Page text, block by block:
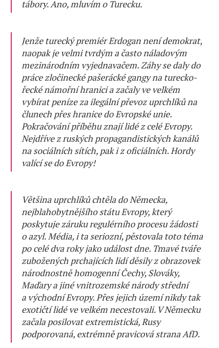
tábory. Ano, mluvím o Turecku.
Jenže turecký premiér Erdogan není demokrat,
naopak je velmi tvrdým a často náladovým
mezinárodním vyjednavačem. Záhy se daly do
práce zločinecké pašerácké gangy na turecko-
řecké námořní hranici a začaly ve velkém
vybírat peníze za ilegální převoz uprchlíků na
člunech přes hranice do Evropské unie.
Pokračování příběhu znají lidé z celé Evropy.
Nejdříve z ruských propagandistických kanálů
na sociálních sítích, pak i z oficiálních. Hordy
valící se do Evropy!
Většina uprchlíků chtěla do Německa,
nejblahobytnějšího státu Evropy, který
poskytuje záruku regulérního procesu žádosti
o azyl. Média, i ta seriozní, pěstovala toto téma
po celé dva roky jako událost dne. Tmavé tváře
zubožených prchajících lidí děsily z obrazovek
národnostně homogenní Čechy, Slováky,
Maďary a jiné vnitrozemské národy střední
a východní Evropy. Přes jejich území nikdy tak
exotičtí lidé ve velkém necestovali. V Německu
začala posilovat extremistická, Rusy
podporovaná, extrémně pravicová strana AfD.